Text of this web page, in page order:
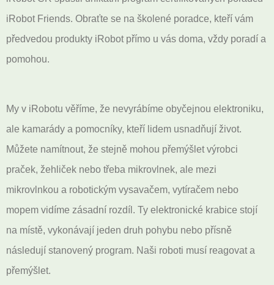
iRobot Friends. Obraťte se na školené poradce, kteří vám
předvedou produkty iRobot přímo u vás doma, vždy poradí a
pomohou.
My v iRobotu věříme, že nevyrábíme obyčejnou elektroniku,
ale kamarády a pomocníky, kteří lidem usnadňují život.
Můžete namítnout, že stejně mohou přemýšlet výrobci
praček, žehliček nebo třeba mikrovlnek, ale mezi
mikrovlnkou a robotickým vysavačem, vytíračem nebo
mopem vidíme zásadní rozdíl. Ty elektronické krabice stojí
na místě, vykonávají jeden druh pohybu nebo přísně
následují stanovený program. Naši roboti musí reagovat a
přemýšlet.